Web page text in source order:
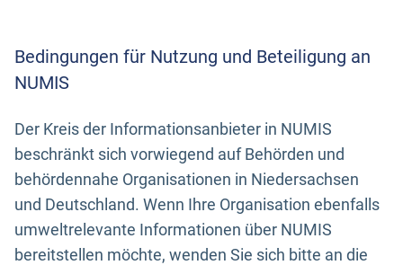
Bedingungen für Nutzung und Beteiligung an
NUMIS
Der Kreis der Informationsanbieter in NUMIS
beschränkt sich vorwiegend auf Behörden und
behördennahe Organisationen in Niedersachsen
und Deutschland. Wenn Ihre Organisation ebenfalls
umweltrelevante Informationen über NUMIS
bereitstellen möchte, wenden Sie sich bitte an die